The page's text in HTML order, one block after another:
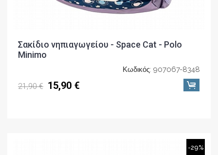
Σακίδιο νηπιαγωγείου - Space Cat - Polo
Minimo
Κωδικός: 907067-8348
21,90 € 15,90 €
-29%